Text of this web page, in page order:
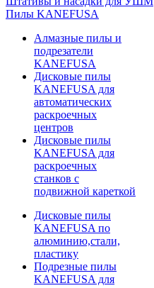
Пилы KANEFUSA
Алмазные пилы и
подрезатели
KANEFUSA
Дисковые пилы
KANEFUSA для
автоматических
раскроечных
центров
Дисковые пилы
KANEFUSA для
раскроечных
станков с
подвижной кареткой
Дисковые пилы
KANEFUSA по
алюминию,стали,
пластику
Подрезные пилы
KANEFUSA для